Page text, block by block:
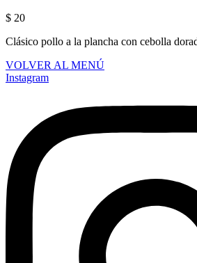
$ 20
Clásico pollo a la plancha con cebolla
VOLVER AL MENÚ
Instagram